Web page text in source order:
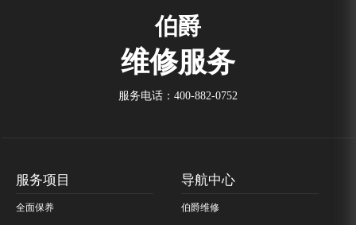
伯爵
维修服务
服务电话： 400-882-0752
服务项目
全面保养
导航中心
伯爵维修